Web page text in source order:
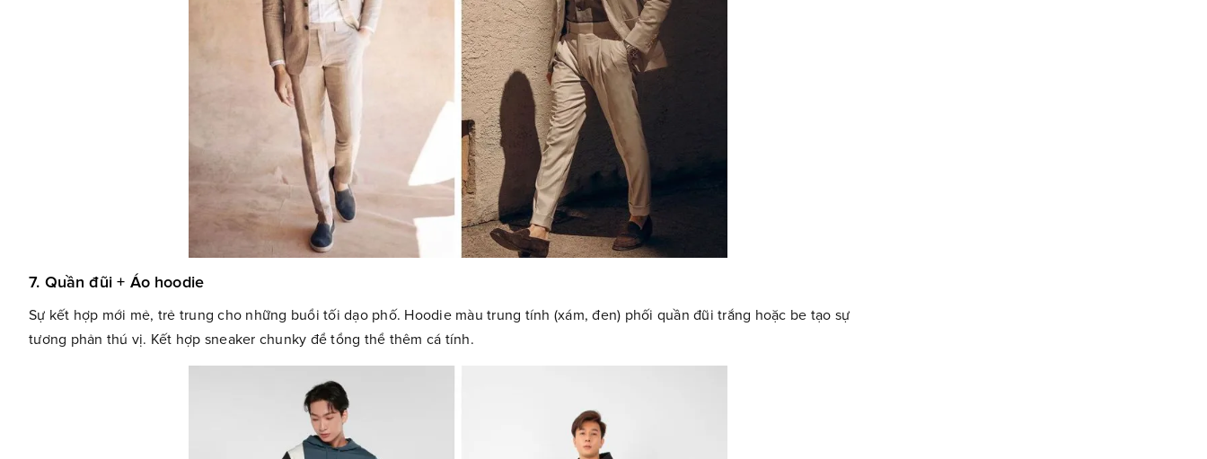
7. Quần đũi + Áo hoodie
Sự kết hợp mới mẻ, trẻ trung cho những buổi tối dạo phố. Hoodie màu trung tính (xám, đen) phối quần đũi trắng hoặc be tạo sự
tương phản thú vị. Kết hợp sneaker chunky để tổng thể thêm cá tính.